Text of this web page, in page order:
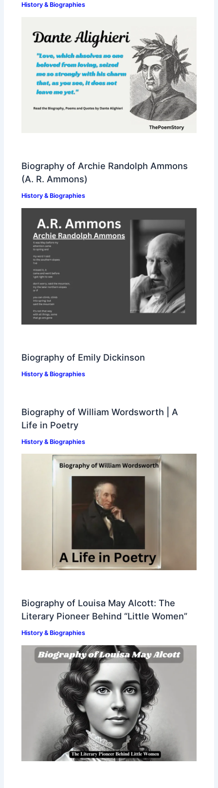
History & Biographies
Biography of Archie Randolph Ammons
(A. R. Ammons)
History & Biographies
Biography of Emily Dickinson
History & Biographies
Biography of William Wordsworth | A
Life in Poetry
History & Biographies
Biography of Louisa May Alcott: The
Literary Pioneer Behind “Little Women”
History & Biographies